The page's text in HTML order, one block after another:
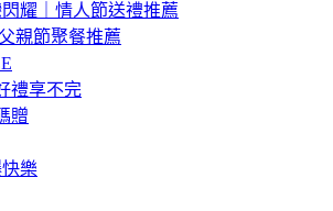
耀｜情人節送禮推薦
親節聚餐推薦
禮享不完
贈
樂